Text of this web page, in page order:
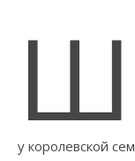
Ш
у королевской